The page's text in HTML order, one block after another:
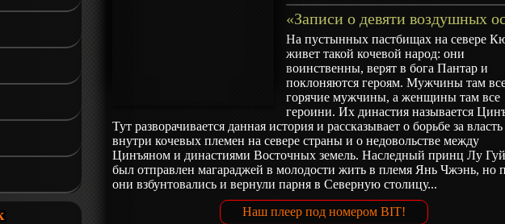
На пустынных пастбищах на севере
живет такой кочевой народ: они
воинственны, верят в бога Пантар и
поклоняются героям. Мужчины там
горячие мужчины, а женщины там все
героини. Их династия называется
Тут разворачивается данная история и рассказывает о борьбе за власть
внутри кочевых племен на севере страны и о недовольстве между
Цинъяном и династиями Восточных земель. Наследный принц Лу
был отправлен магараджей в молодости жить в племя Янь Чжэнь, но
они взбунтовались и вернули парня в Северную столицу...
Наш плеер под номером BIT!